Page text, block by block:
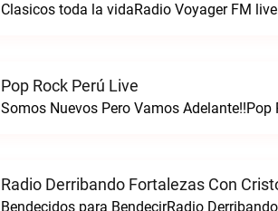
Clasicos toda la vidaRadio Voyager FM live
Pop Rock Perú Live
Somos Nuevos Pero Vamos Adelante!!Pop
Radio Derribando Fortalezas Con
Bendecidos para BendecirRadio